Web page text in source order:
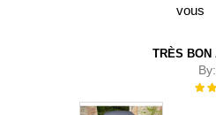
vous
TRÈS BON
By: